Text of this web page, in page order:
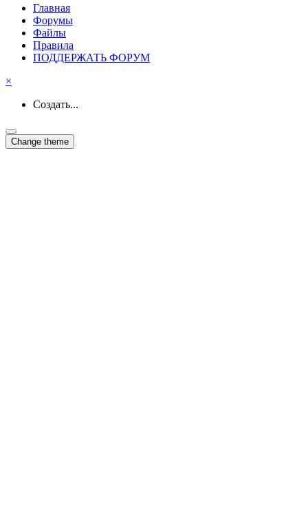
Главная
Форумы
Файлы
Правила
ПОДДЕРЖАТЬ ФОРУМ
×
Создать...
Change theme